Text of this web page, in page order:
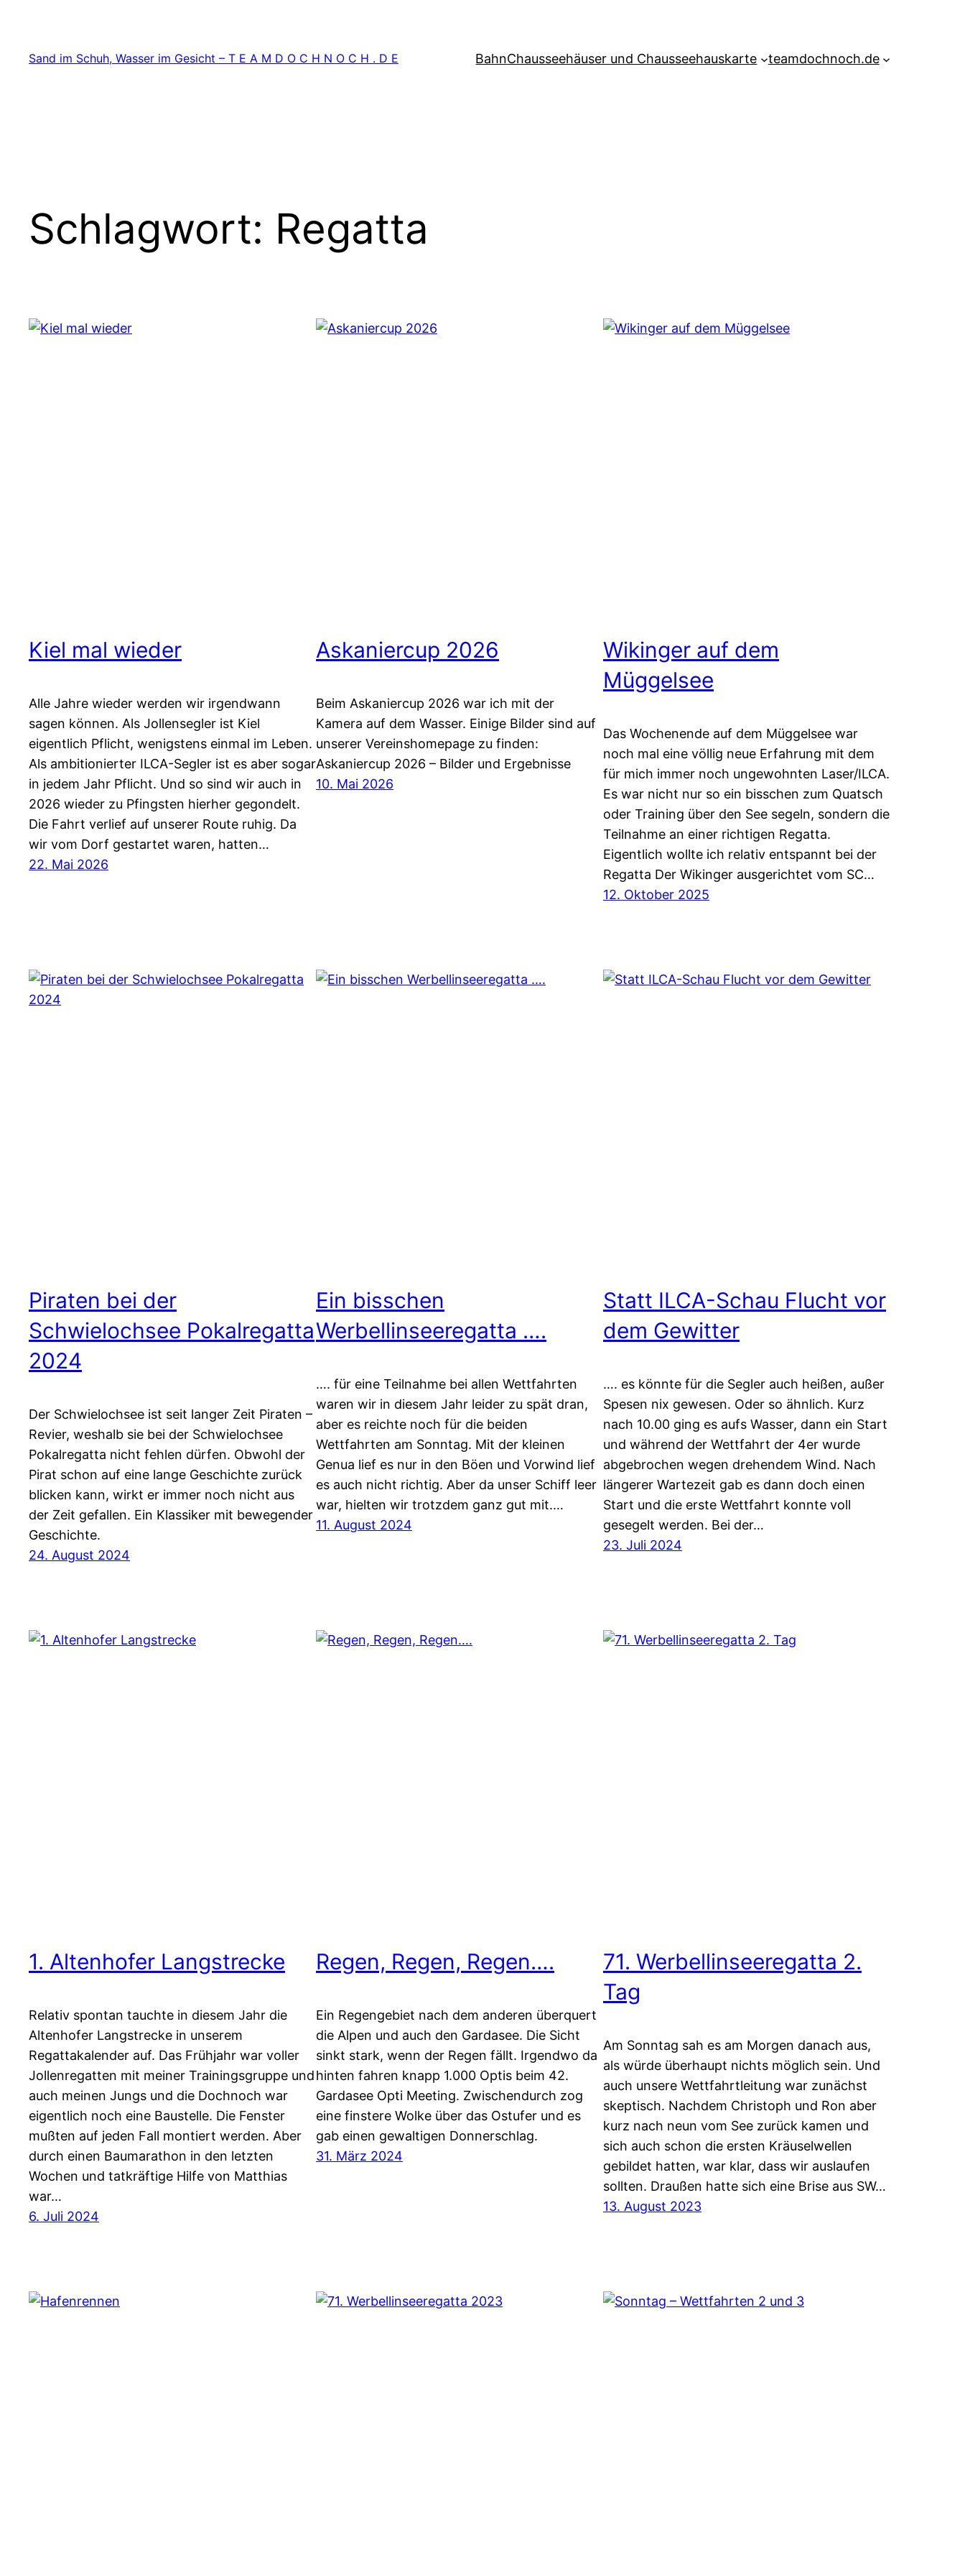
springen
Sand im Schuh, Wasser im Gesicht – T E A M D O C H N O C H . D E BahnChausseehäuser und Chausseehauskarte teamdochnoch.de
Schlagwort: Regatta
Kiel mal wieder
Alle Jahre wieder werden wir irgendwann
sagen können. Als Jollensegler ist Kiel
eigentlich Pflicht, wenigstens einmal im Leben.
Als ambitionierter ILCA-Segler ist es aber sogar
in jedem Jahr Pflicht. Und so sind wir auch in
2026 wieder zu Pfingsten hierher gegondelt.
Die Fahrt verlief auf unserer Route ruhig. Da
wir vom Dorf gestartet waren, hatten…
22. Mai 2026
Askaniercup 2026
Beim Askaniercup 2026 war ich mit der
Kamera auf dem Wasser. Einige Bilder sind auf
unserer Vereinshomepage zu finden:
Askaniercup 2026 – Bilder und Ergebnisse
10. Mai 2026
Wikinger auf dem
Müggelsee
Das Wochenende auf dem Müggelsee war
noch mal eine völlig neue Erfahrung mit dem
für mich immer noch ungewohnten Laser/ILCA.
Es war nicht nur so ein bisschen zum Quatsch
oder Training über den See segeln, sondern die
Teilnahme an einer richtigen Regatta.
Eigentlich wollte ich relativ entspannt bei der
Regatta Der Wikinger ausgerichtet vom SC…
12. Oktober 2025
Piraten bei der
Schwielochsee Pokalregatta
2024
Der Schwielochsee ist seit langer Zeit Piraten –
Revier, weshalb sie bei der Schwielochsee
Pokalregatta nicht fehlen dürfen. Obwohl der
Pirat schon auf eine lange Geschichte zurück
blicken kann, wirkt er immer noch nicht aus
der Zeit gefallen. Ein Klassiker mit bewegender
Geschichte.
24. August 2024
Ein bisschen
Werbellinseeregatta ….
…. für eine Teilnahme bei allen Wettfahrten
waren wir in diesem Jahr leider zu spät dran,
aber es reichte noch für die beiden
Wettfahrten am Sonntag. Mit der kleinen
Genua lief es nur in den Böen und Vorwind lief
es auch nicht richtig. Aber da unser Schiff leer
war, hielten wir trotzdem ganz gut mit.…
11. August 2024
Statt ILCA-Schau Flucht vor
dem Gewitter
…. es könnte für die Segler auch heißen, außer
Spesen nix gewesen. Oder so ähnlich. Kurz
nach 10.00 ging es aufs Wasser, dann ein Start
und während der Wettfahrt der 4er wurde
abgebrochen wegen drehendem Wind. Nach
längerer Wartezeit gab es dann doch einen
Start und die erste Wettfahrt konnte voll
gesegelt werden. Bei der…
23. Juli 2024
1. Altenhofer Langstrecke
Relativ spontan tauchte in diesem Jahr die
Altenhofer Langstrecke in unserem
Regattakalender auf. Das Frühjahr war voller
Jollenregatten mit meiner Trainingsgruppe und
auch meinen Jungs und die Dochnoch war
eigentlich noch eine Baustelle. Die Fenster
mußten auf jeden Fall montiert werden. Aber
durch einen Baumarathon in den letzten
Wochen und tatkräftige Hilfe von Matthias
war…
6. Juli 2024
Regen, Regen, Regen….
Ein Regengebiet nach dem anderen überquert
die Alpen und auch den Gardasee. Die Sicht
sinkt stark, wenn der Regen fällt. Irgendwo da
hinten fahren knapp 1.000 Optis beim 42.
Gardasee Opti Meeting. Zwischendurch zog
eine finstere Wolke über das Ostufer und es
gab einen gewaltigen Donnerschlag.
31. März 2024
71. Werbellinseeregatta 2.
Tag
Am Sonntag sah es am Morgen danach aus,
als würde überhaupt nichts möglich sein. Und
auch unsere Wettfahrtleitung war zunächst
skeptisch. Nachdem Christoph und Ron aber
kurz nach neun vom See zurück kamen und
sich auch schon die ersten Kräuselwellen
gebildet hatten, war klar, dass wir auslaufen
sollten. Draußen hatte sich eine Brise aus SW…
13. August 2023